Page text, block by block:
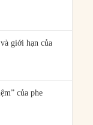
giới hạn của
của phe